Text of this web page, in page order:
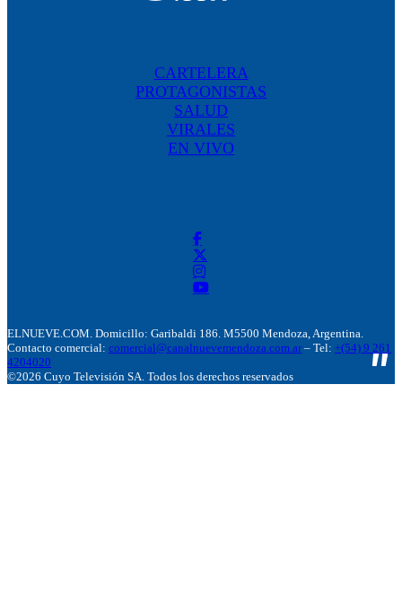
CARTELERA
PROTAGONISTAS
SALUD
VIRALES
EN VIVO
ELNUEVE.COM. Domicillo: Garibaldi 186. M5500 Mendoza, Argentina.
Contacto comercial: comercial@canalnuevemendoza.com.ar – Tel: +(54) 9 261
4204020
©2026 Cuyo Televisión SA. Todos los derechos reservados